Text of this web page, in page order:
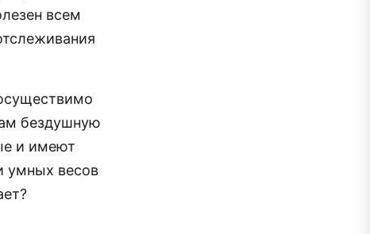
всем
бездушную
и имеют
умных весов